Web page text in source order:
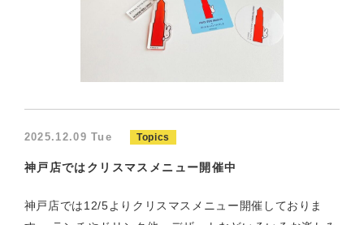
2025.12.09 Tue Topics
神戸店ではクリスマスメニュー開催中
神戸店では12/5よりクリスマスメニュー開催しておりま